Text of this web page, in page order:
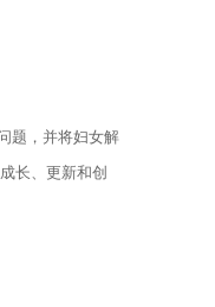
题，并将妇女解
长、更新和创